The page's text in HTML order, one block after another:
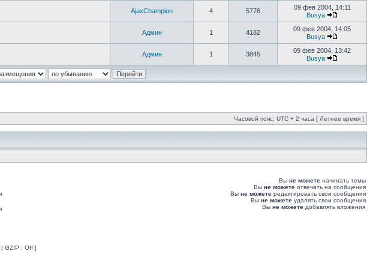
AjaxChampion 4 5776
09 фев 2004, 14:11
Busya
Админ 1 4182
09 фев 2004, 14:05
Busya
Админ 1 3845
09 фев 2004, 13:42
Busya
Часовой пояс: UTC + 2 часа [ Летнее время ]
Вы не можете начинать темы
Вы не можете отвечать на сообщения
Вы не можете редактировать свои сообщения
Вы не можете удалять свои сообщения
Вы не можете добавлять вложения
GZIP : Off ]